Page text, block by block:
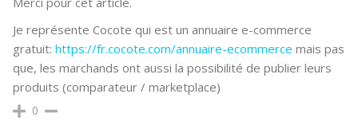
Je représente Cocote qui est un annuaire e-commerce
gratuit: https://fr.cocote.com/annuaire-ecommerce mais pas
que, les marchands ont aussi la possibilité de publier leurs
produits (comparateur / marketplace)
0